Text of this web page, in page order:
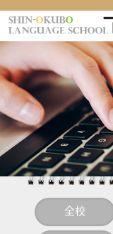
全校